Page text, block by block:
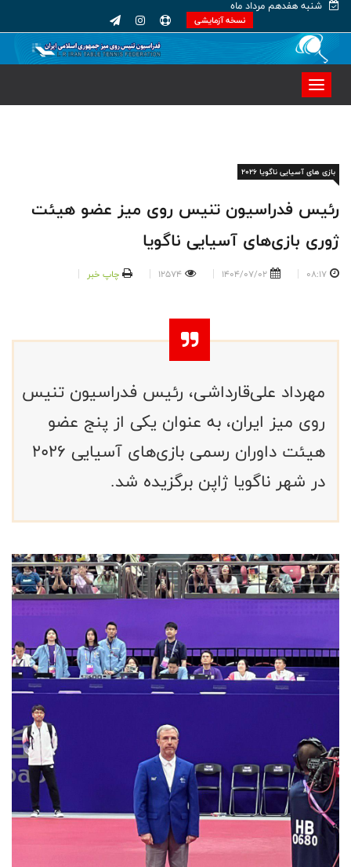
شنبه هفدهم مرداد ماه
نسخه آزمایشی
بازی های آسیایی ناگویا ۲۰۲۶
رئیس فدراسیون تنیس روی میز عضو هیئت
ژوری بازی‌های آسیایی ناگویا
08:17
1404/07/02
12574 چاپ خبر
مهرداد علی‌قارداشی، رئیس فدراسیون تنیس
روی میز ایران، به عنوان یکی از پنج عضو
هیئت داوران رسمی بازی‌های آسیایی ۲۰۲۶
در شهر ناگویا ژاپن برگزیده شد.